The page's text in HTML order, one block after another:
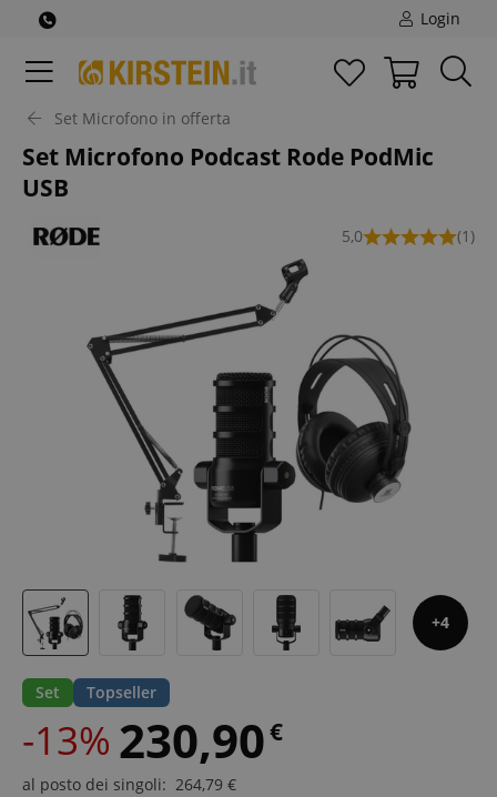
Login
Set Microfono in offerta
Set Microfono Podcast Rode PodMic
USB
5,0 (1)
4
Set Topseller
-13% 230,90€
al posto dei singoli: 264,79 €